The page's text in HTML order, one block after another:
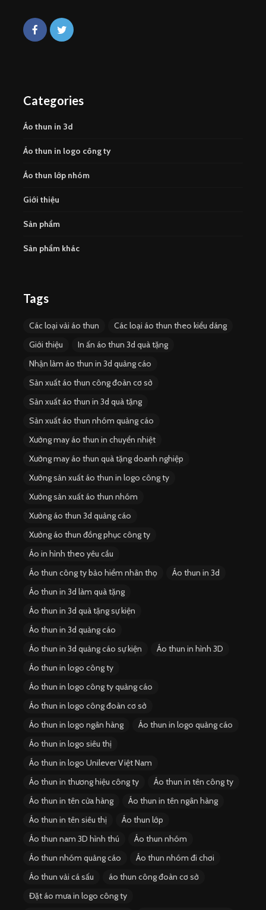
Categories
Áo thun in 3d
Áo thun in logo công ty
Áo thun lớp nhóm
Giới thiệu
Sản phẩm
Sản phẩm khác
Tags
Các loại vải áo thun
Các loại áo thun theo kiểu dáng
Giới thiệu
In ấn áo thun 3d quà tặng
Nhận làm áo thun in 3d quảng cáo
Sản xuất áo thun công đoàn cơ sở
Sản xuất áo thun in 3d quà tặng
Sản xuất áo thun nhóm quảng cáo
Xưởng may áo thun in chuyển nhiệt
Xưởng may áo thun quà tặng doanh nghiệp
Xưởng sản xuất áo thun in logo công ty
Xưởng sản xuất áo thun nhóm
Xưởng áo thun 3d quảng cáo
Xưởng áo thun đồng phục công ty
Áo in hình theo yêu cầu
Áo thun công ty bảo hiểm nhân thọ
Áo thun in 3d
Áo thun in 3d làm quà tặng
Áo thun in 3d quà tặng sự kiện
Áo thun in 3d quảng cáo
Áo thun in 3d quảng cáo sự kiện
Áo thun in hình 3D
Áo thun in logo công ty
Áo thun in logo công ty quảng cáo
Áo thun in logo công đoàn cơ sở
Áo thun in logo ngân hàng
Áo thun in logo quảng cáo
Áo thun in logo siêu thị
Áo thun in logo Unilever Việt Nam
Áo thun in thương hiệu công ty
Áo thun in tên công ty
Áo thun in tên cửa hàng
Áo thun in tên ngân hàng
Áo thun in tên siêu thị
Áo thun lớp
Áo thun nam 3D hình thú
Áo thun nhóm
Áo thun nhóm quảng cáo
Áo thun nhóm đi chơi
Áo thun vải cá sấu
áo thun công đoàn cơ sở
Đặt áo mưa in logo công ty